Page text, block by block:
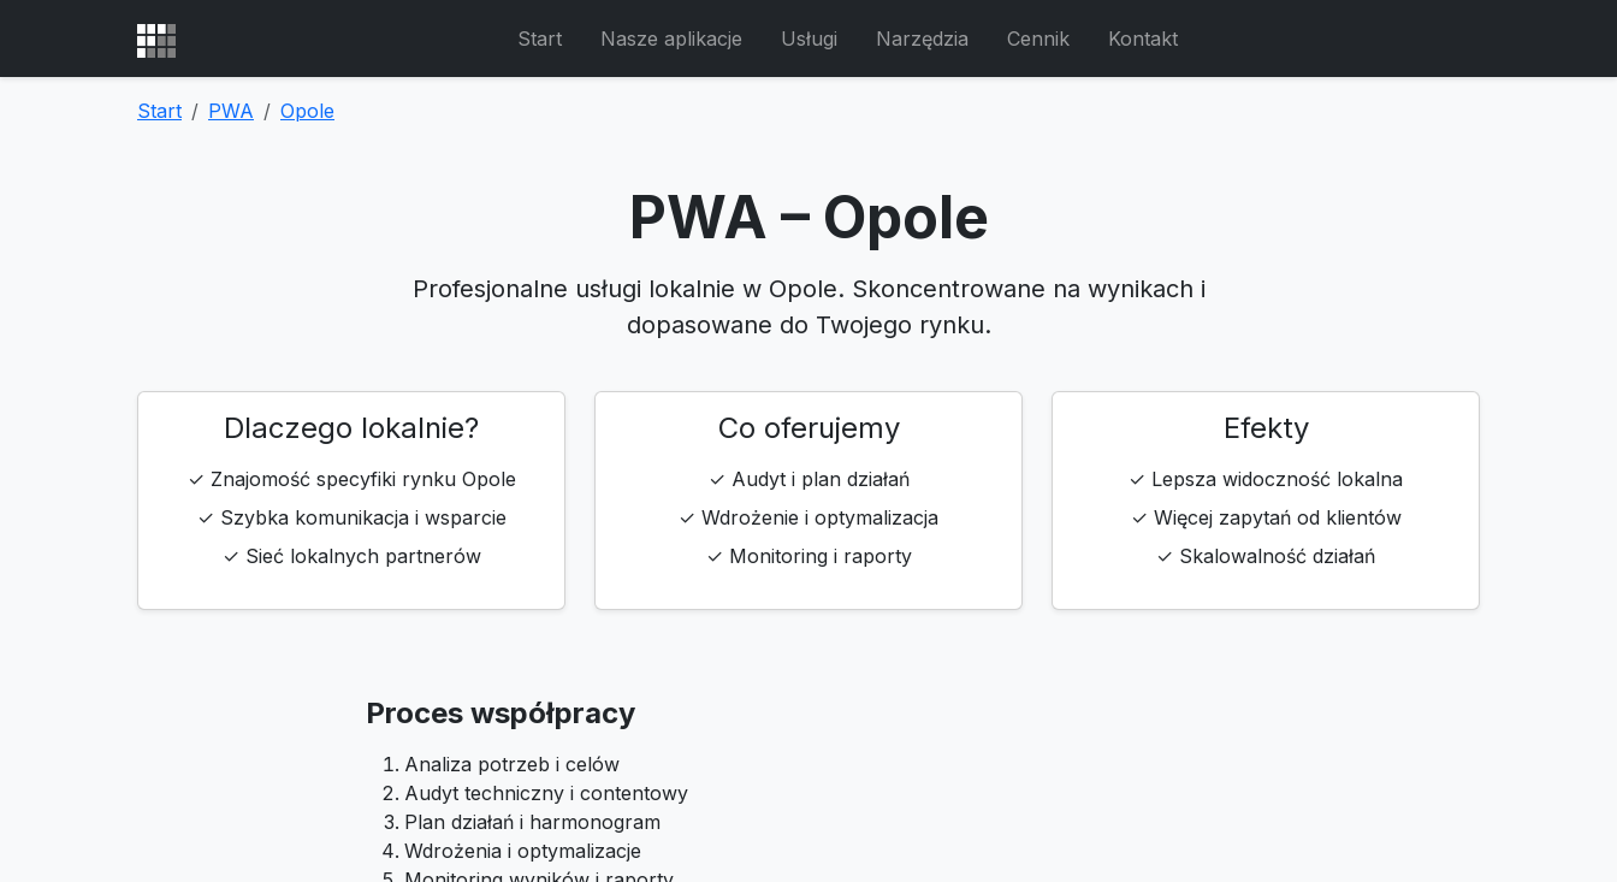
Start Nasze aplikacje Usługi Narzędzia Cennik Kontakt
Start PWA Opole
PWA – Opole
Profesjonalne usługi lokalnie w Opole. Skoncentrowane na wynikach i
dopasowane do Twojego rynku.
Dlaczego lokalnie?
✓ Znajomość specyfiki rynku Opole
✓ Szybka komunikacja i wsparcie
✓ Sieć lokalnych partnerów
Co oferujemy
✓ Audyt i plan działań
✓ Wdrożenie i optymalizacja
✓ Monitoring i raporty
Efekty
✓ Lepsza widoczność lokalna
✓ Więcej zapytań od klientów
✓ Skalowalność działań
Proces współpracy
Analiza potrzeb i celów
Audyt techniczny i contentowy
Plan działań i harmonogram
Wdrożenia i optymalizacje